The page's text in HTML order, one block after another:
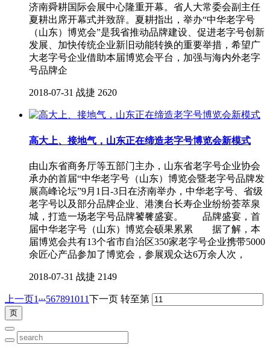
济南舜耕国际会展中心隆重开幕。省人大常委会副主任
夏耕出席开幕式并致辞。夏耕指出，举办“中华老字号
（山东）博览会”是我省推动品牌建设、促进老字号创新
发展、加快传统企业新旧动能转换的重要举措，希望广
大老字号企业借助本届博览会平台，加强与海内外老字
号品牌企
2018-07-31 战捷 2620
高大上、接地气，山东正在缔造老字号博览会新模式
由山东省商务厅等五部门主办，山东省老字号企业协会
承办的首届“中华老字号（山东）博览会暨老字号品牌发
展高峰论坛”9月1日-3日在济南举办，中华老字号、省级
老字号以及部分品牌企业、港澳台长寿企业纷纷荟萃泉
城，打造一场老字号品牌饕餮盛宴。 品牌盛宴，首
届中华老字号（山东）博览会硕果累累 据了解，本
届博览会共有13个省市自治区350家老字号企业携带5000
余匠心产品参加了博览会，参展观众达6万余人次，
2018-07-31 战捷 2149
上一页1...567891011下一页 转至第